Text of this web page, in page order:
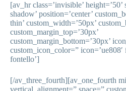
[av_hr class=’invisible’ height=’50’
shadow’ position=’center’
thin’ custom_width=’50px’
custom_margin_top=’30px’
custom_margin_bottom=’30px’
custom_icon_color=” icon=’ue808′
fontello’]
[/av_three_fourth][av_one_fourth
vertical_alignment=” space=”